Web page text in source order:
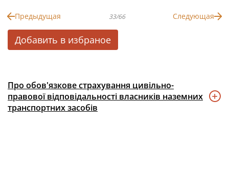
Предыдущая 33/66 Следующая
Добавить в избраное
Про обов'язкове страхування цивільно-
правової відповідальності власників наземних
транспортних засобів